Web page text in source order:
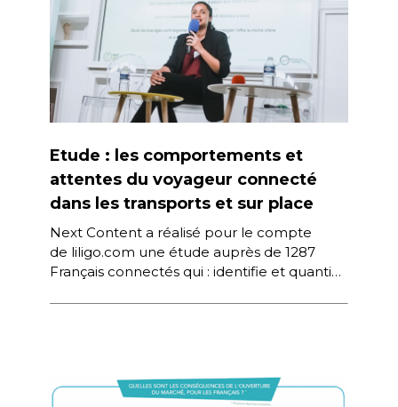
Etude : les comportements et
attentes du voyageur connecté
dans les transports et sur place
Next Content a réalisé pour le compte
de liligo.com une étude auprès de 1287
Français connectés qui : identifie et quantifie